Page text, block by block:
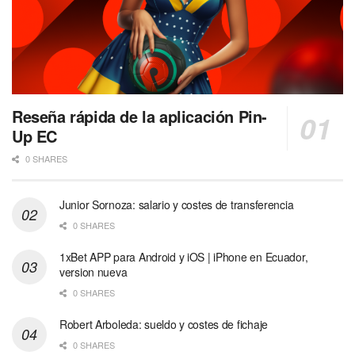
Reseña rápida de la aplicación Pin-
Up EC
0 SHARES
Junior Sornoza: salario y costes de transferencia
0 SHARES
1xBet APP para Android y iOS | iPhone en Ecuador,
version nueva
0 SHARES
Robert Arboleda: sueldo y costes de fichaje
0 SHARES